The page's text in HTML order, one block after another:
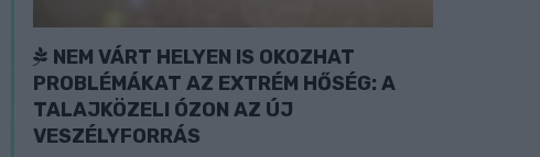
NEM VÁRT HELYEN IS OKOZHAT
PROBLÉMÁKAT AZ EXTRÉM HŐSÉG: A
TALAJKÖZELI ÓZON AZ ÚJ
VESZÉLYFORRÁS